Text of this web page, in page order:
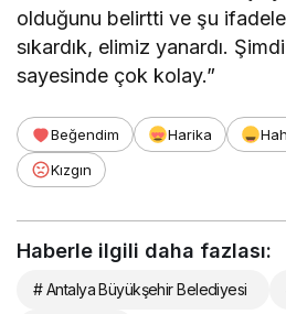
olduğunu belirtti ve şu
sıkardık, elimiz yanardı.
sayesinde çok kolay.”
Beğendim Harika
Kızgın
Haberle ilgili daha fazlası:
# Antalya Büyükşehir Belediyesi